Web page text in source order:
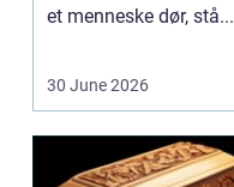
et menneske dør, stå...
30 June 2026